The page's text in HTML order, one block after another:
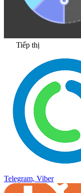
Tiếp thị
Telegram, Viber